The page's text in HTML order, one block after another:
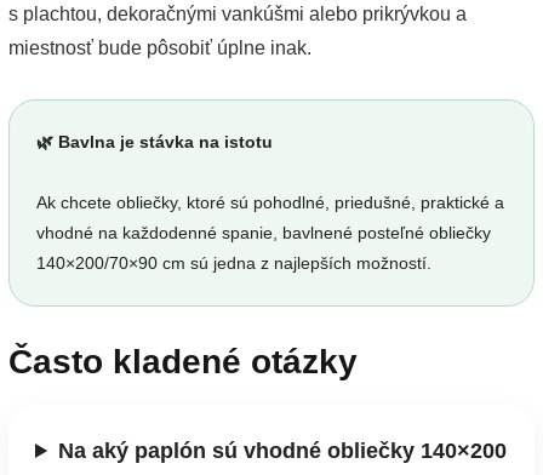
s plachtou, dekoračnými vankúšmi alebo prikrývkou a
miestnosť bude pôsobiť úplne inak.
🌿 Bavlna je stávka na istotu
Ak chcete obliečky, ktoré sú pohodlné, priedušné, praktické a
vhodné na každodenné spanie, bavlnené posteľné obliečky
140×200/70×90 cm sú jedna z najlepších možností.
Často kladené otázky
Na aký paplón sú vhodné obliečky 140×200